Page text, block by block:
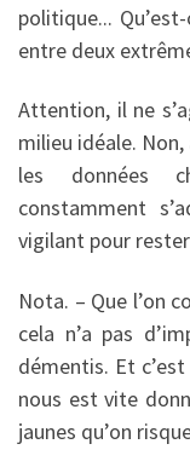
politique...
entre deux
Attention, il ne
milieu idéale.
les données
constamment
vigilant pour
Nota. – Que l’on
cela n’a pas
démentis. Et
nous est vite
jaunes qu’on